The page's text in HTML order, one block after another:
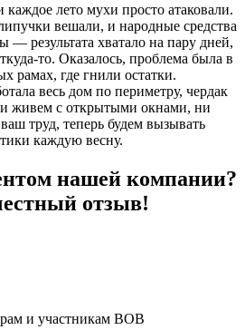
лето мухи просто атаковали.
вешали, и народные средства
— результата хватало на пару дней,
то. Оказалось, проблема была в
рамах, где гнили остатки.
весь дом по периметру, чердак
живем с открытыми окнами, ни
труд, теперь будем вызывать
каждую весну.
нашей компании?
отзыв!